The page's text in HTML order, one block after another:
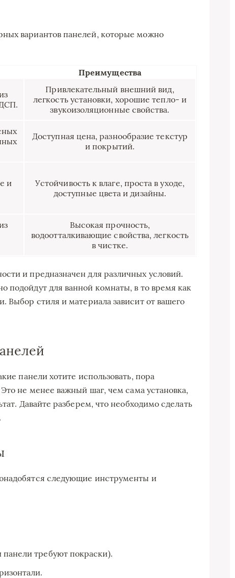
вариантов панелей, которые можно
Преимущества
Привлекательный внешний вид,
легкость установки, хорошие тепло- и
звукоизоляционные свойства.
Доступная цена, разнообразие текстур
и покрытий.
и
Устойчивость к влаге, проста в уходе,
доступные цвета и дизайны.
Высокая прочность,
водоотталкивающие свойства, легкость
в чистке.
и предназначен для различных условий.
подойдут для ванной комнаты, в то время как
Выбор стиля и материала зависит от вашего
панели хотите использовать, пора
не менее важный шаг, чем сама установка,
Давайте разберем, что необходимо сделать
следующие инструменты и
требуют покраски).